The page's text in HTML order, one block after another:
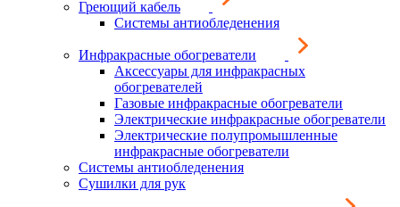
Греющий кабель
Системы антиобледенения
Инфракрасные обогреватели
Аксессуары для инфракрасных
обогревателей
Газовые инфракрасные обогреватели
Электрические инфракрасные обогреватели
Электрические полупромышленные
инфракрасные обогреватели
Системы антиобледенения
Сушилки для рук